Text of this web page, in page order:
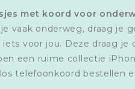
met koord voor
je vaak onderweg, draag je
iets voor jou. Deze draag je
een ruime collectie
telefoonkoord bestellen